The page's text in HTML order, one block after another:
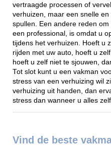
vertraagde processen of
verhuizen, maar een snelle
spullen. Een andere reden
een professional, is omdat u
tijdens het verhuizen. Hoeft u
rijden met uw auto, hoeft u
hoeft u zelf niet te sjouwen,
Tot slot kunt u een vakman
stress van een verhuizing wil
verhuizing uit handen, dan
stress dan wanneer u alles zelf
Vind de beste